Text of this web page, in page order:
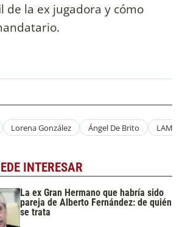
de la ex jugadora y cómo
Lorena González Ángel De Brito LAM
INTERESAR
La ex Gran Hermano que habría sido
pareja de Alberto Fernández: de quién
se trata